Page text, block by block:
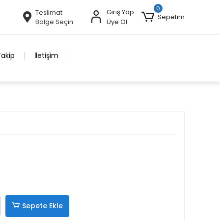
Teslimat
Bölge Seçin
Giriş Yap
Üye Ol
0
Sepetim
İletişim
Sepete Ekle